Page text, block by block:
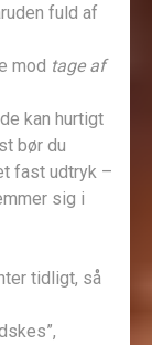
fuld af
mod tage af
kan hurtigt
bør du
fast udtryk –
sig i
tidligt, så